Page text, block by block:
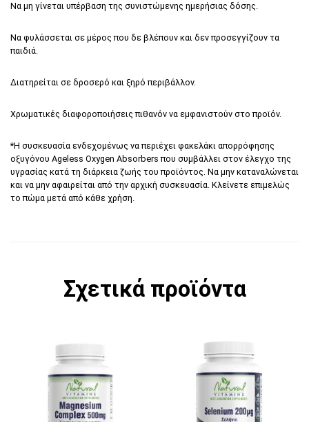
Να μη γίνεται υπέρβαση της συνιστώμενης ημερήσιας δόσης.
Να φυλάσσεται σε μέρος που δε βλέπουν και δεν προσεγγίζουν τα
παιδιά.
Διατηρείται σε δροσερό και ξηρό περιβάλλον.
Χρωματικές διαφοροποιήσεις πιθανόν να εμφανιστούν στο προϊόν.
*Η συσκευασία ενδεχομένως να περιέχει φακελάκι απορρόφησης
οξυγόνου Αgeless Oxygen Absorbers που συμβάλλει στον έλεγχο της
υγρασίας κατά τη διάρκεια ζωής του προϊόντος. Να μην καταναλώνεται
και να μην αφαιρείται από την αρχική συσκευασία. Κλείνετε επιμελώς
το πώμα μετά από κάθε χρήση.
Σχετικά προϊόντα